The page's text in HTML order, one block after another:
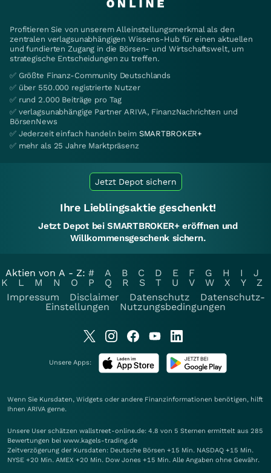
Profitieren Sie von unserem Alleinstellungsmerkmal als den
zentralen verlagsunabhängigen Wissens-Hub für einen aktuellen
und fundierten Zugang in die Börsen- und Wirtschaftswelt, um
strategische Entscheidungen zu treffen.
✅ Größte Finanz-Community Deutschlands
✅ über 550.000 registrierte Nutzer
✅ rund 2.000 Beiträge pro Tag
✅ verlagsunabhängige Partner ARIVA, FinanzNachrichten und
BörsenNews
✅ Jederzeit einfach handeln beim SMARTBROKER+
✅ mehr als 25 Jahre Marktpräsenz
Jetzt Depot sichern
Ihre Lieblingsaktie geschenkt!
Jetzt Depot bei SMARTBROKER+ eröffnen und
Willkommensgeschenk sichern.
Aktien von A - Z: # A B C D E F G H I
J
K
L M N O P Q R S T U V W X Y
Z
Impressum
Disclaimer Datenschutz
Datenschutz-
Einstellungen
Nutzungsbedingungen
Unsere Apps:
Wenn Sie Kursdaten, Widgets oder andere Finanzinformationen benötigen, hilft
Ihnen ARIVA gerne.
Unsere User schätzen wallstreet-online.de: 4.8 von 5 Sternen ermittelt aus 285
Bewertungen bei www.kagels-trading.de
Zeitverzögerung der Kursdaten: Deutsche Börsen +15 Min. NASDAQ +15 Min.
NYSE +20 Min. AMEX +20 Min. Dow Jones +15 Min. Alle Angaben ohne Gewähr.